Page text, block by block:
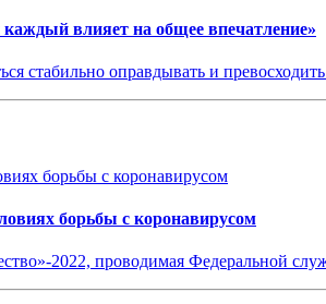
влияет на общее впечатление»
стабильно оправдывать и
борьбы с коронавирусом
2022, проводимая Федеральной